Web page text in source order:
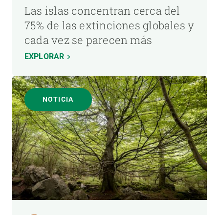
Las islas concentran cerca del
75% de las extinciones globales y
cada vez se parecen más
EXPLORAR
NOTICIA